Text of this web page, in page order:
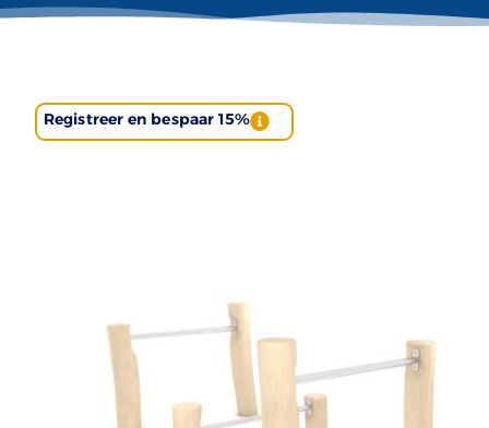
Registreer en bespaar 15%